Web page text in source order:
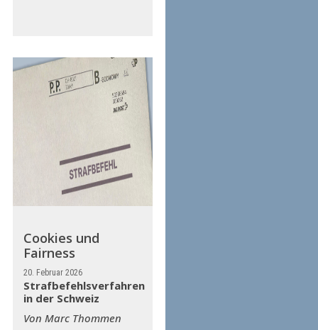
Cookies und
Fairness
20. Februar 2026
Strafbefehlsverfahren
in der Schweiz
Von Marc Thommen